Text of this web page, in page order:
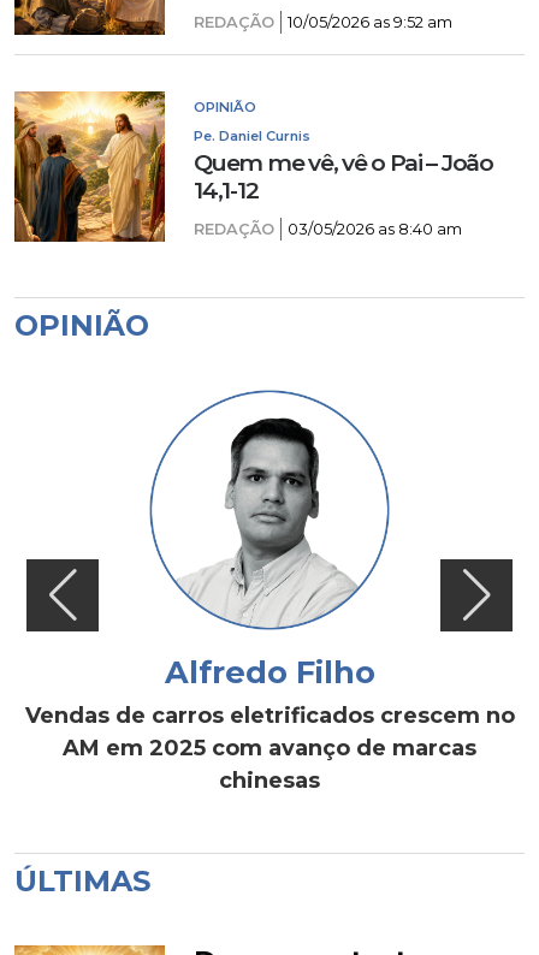
REDAÇÃO 10/05/2026 as 9:52 am
OPINIÃO
Pe. Daniel Curnis
Quem me vê, vê o Pai – João
14,1-12
REDAÇÃO 03/05/2026 as 8:40 am
OPINIÃO
Alfredo Filho
Vendas de carros eletrificados crescem no
AM em 2025 com avanço de marcas
chinesas
ÚLTIMAS